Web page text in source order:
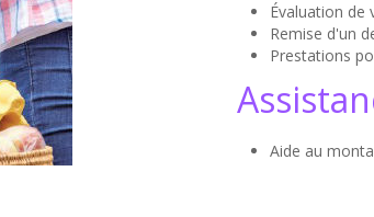
Évaluation de
Remise d'un
Prestations
Aide au